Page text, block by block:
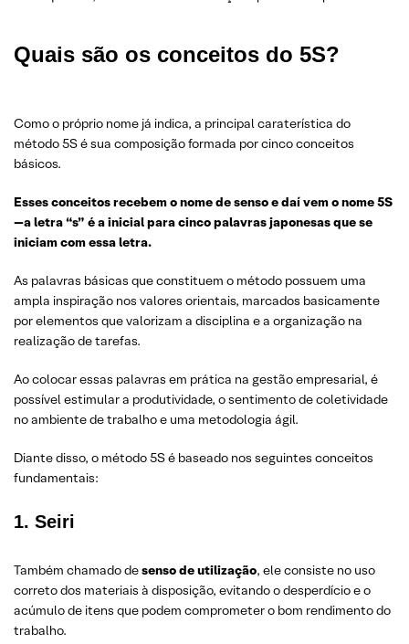
Quais são os conceitos do 5S?
Como o próprio nome já indica, a principal caraterística do
método 5S é sua composição formada por cinco conceitos
básicos.
Esses conceitos recebem o nome de senso e daí vem o nome 5S
—a letra “s” é a inicial para cinco palavras japonesas que se
iniciam com essa letra.
As palavras básicas que constituem o método possuem uma
ampla inspiração nos valores orientais, marcados basicamente
por elementos que valorizam a disciplina e a organização na
realização de tarefas.
Ao colocar essas palavras em prática na gestão empresarial, é
possível estimular a produtividade, o sentimento de coletividade
no ambiente de trabalho e uma metodologia ágil.
Diante disso, o método 5S é baseado nos seguintes conceitos
fundamentais:
1. Seiri
Também chamado desenso de utilização, ele consiste no uso
correto dos materiais à disposição, evitando o desperdício e o
acúmulo de itens que podem comprometer o bom rendimento do
trabalho.